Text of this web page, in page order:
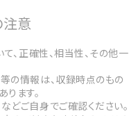
注意
、正確性、相当性、その他一
の情報は、収録時点のもの
ります。
どご自身でご確認ください。